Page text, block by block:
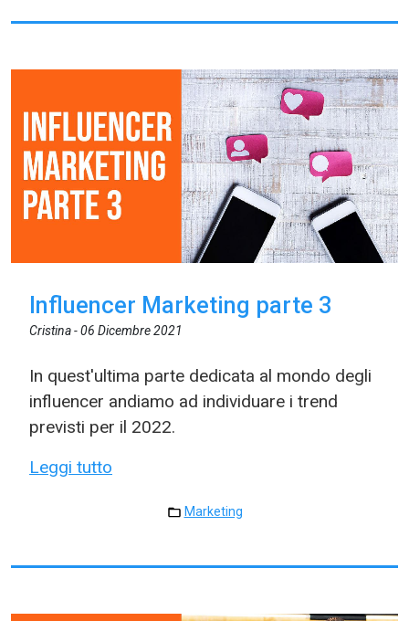
Influencer Marketing parte 3
Cristina -06 Dicembre 2021
In quest'ultima parte dedicata al mondo degli
influencer andiamo ad individuare i trend
previsti per il 2022.
Leggi tutto
Marketing